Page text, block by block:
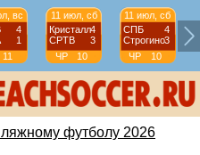
вс
4
1
11
тур
11 июл, сб
Кристалл4
СРТВ
3
ЧР
10
тур
11 июл, сб
СПБ
4
Строгино3
ЧР
10
тур
футболу 2026